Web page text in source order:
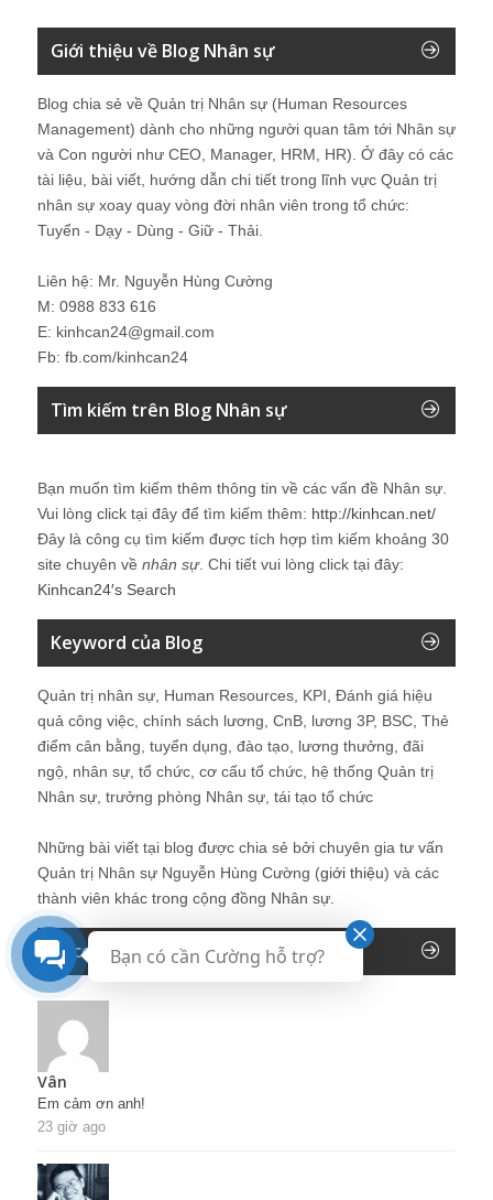
Giới thiệu về Blog Nhân sự
Blog chia sẻ về Quản trị Nhân sự (Human Resources
Management) dành cho những người quan tâm tới Nhân sự
và Con người như CEO, Manager, HRM, HR). Ở đây có các
tài liệu, bài viết, hướng dẫn chi tiết trong lĩnh vực Quản trị
nhân sự xoay quay vòng đời nhân viên trong tổ chức:
Tuyển - Dạy - Dùng - Giữ - Thải.
Liên hệ: Mr. Nguyễn Hùng Cường
M: 0988 833 616
E: kinhcan24@gmail.com
Fb: fb.com/kinhcan24
Tìm kiếm trên Blog Nhân sự
Bạn muốn tìm kiếm thêm thông tin về các vấn đề Nhân sự
Vui lòng click tại đây để tìm kiếm thêm: http://kinhcan.net/
Đây là công cụ tìm kiếm được tích hợp tìm kiếm khoảng 30
site chuyên về nhân sự. Chi tiết vui lòng click tại đây:
Kinhcan24′s Search
Keyword của Blog
Quản trị nhân sự, Human Resources, KPI, Đánh giá hiệu
quả công việc, chính sách lương, CnB, lương 3P, BSC, Thẻ
điểm cân bằng, tuyển dụng, đào tạo, lương thưởng, đãi
ngộ, nhân sự, tổ chức, cơ cấu tổ chức, hệ thống Quản trị
Nhân sự, trưởng phòng Nhân sự, tái tạo tổ chức
Những bài viết tại blog được chia sẻ bởi chuyên gia tư vấn
Quản trị Nhân sự Nguyễn Hùng Cường (giới thiệu) và các
thành viên khác trong cộng đồng Nhân sự.
Recent Comments
Vân
Em cảm ơn anh!
23 giờ ago
Bạn có cần Cường hỗ trợ?